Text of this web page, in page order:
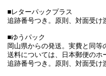
■レターパックプラス
追跡番号つき。原則、対面受け
■ゆうパック
岡山県からの発送。実費と同等
送料については、日本郵便のホ
追跡番号つき。原則、対面受け